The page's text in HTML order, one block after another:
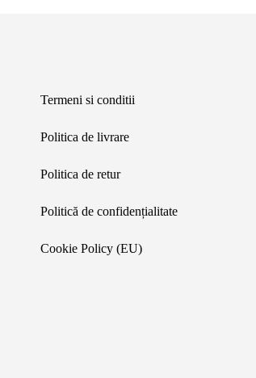
Termeni si conditii
Politica de livrare
Politica de retur
Politică de confidențialitate
Cookie Policy (EU)